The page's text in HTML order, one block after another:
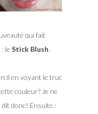
qui fait
le Stick Blush.
en voyant le truc
couleur? Je ne
dit donc! Ensuite :